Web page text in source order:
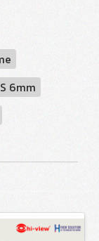
6mm